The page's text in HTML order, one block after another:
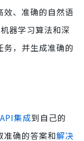
效、准确的自然语
器学习算法和深
，并生成准确的
API集成到自己的
准确的答案和解决